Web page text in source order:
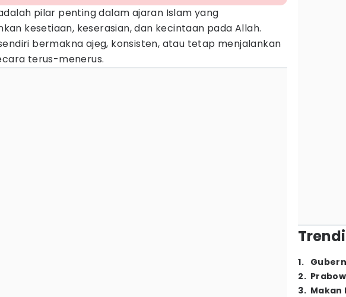
pilar penting dalam ajaran Islam yang
kesetiaan, keserasian, dan kecintaan pada Allah.
bermakna ajeg, konsisten, atau tetap menjalankan
terus-menerus.
1.
2.
3. Makan